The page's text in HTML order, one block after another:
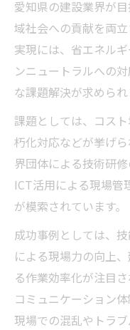
愛知県の建設業界が
域社会への貢献を両
実現には、省エネル
ンニュートラルへの
な課題解決が求められ
課題としては、コス
朽化対応などが挙げ
界団体による技術研
ICT活用による現場管
が模索されています。
成功事例としては、
による現場力の向上
る作業効率化が注目
コミュニケーション
現場での混乱やトラ